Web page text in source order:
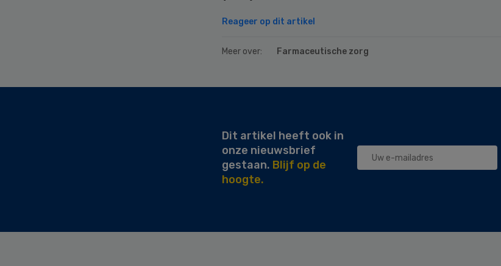
Reageer op dit artikel
Meer over: Farmaceutische zorg
Dit artikel heeft ook in
onze nieuwsbrief
gestaan. Blijf op de
hoogte.